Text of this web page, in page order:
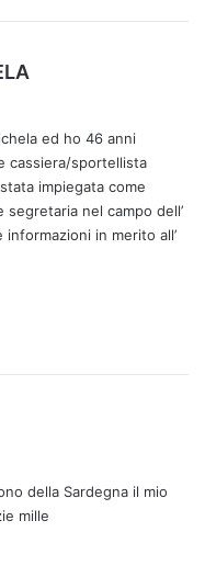
e
t
t
o
:
ed ho 46 anni
cassiera/sportellista
impiegata come
nel campo dell’
in merito all’
della Sardegna il mio
mille